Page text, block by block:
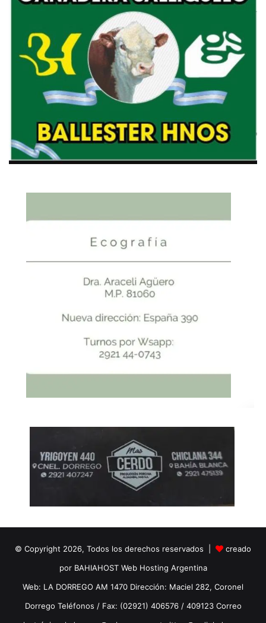
© Copyright 2026, Todos los derechos reservados |
creado
por BAHIAHOST Web Hosting Argentina
Web: LA DORREGO AM 1470 Dirección: Maciel 282, Coronel
Dorrego Teléfonos / Fax: (02921) 406576 / 409123 Correo